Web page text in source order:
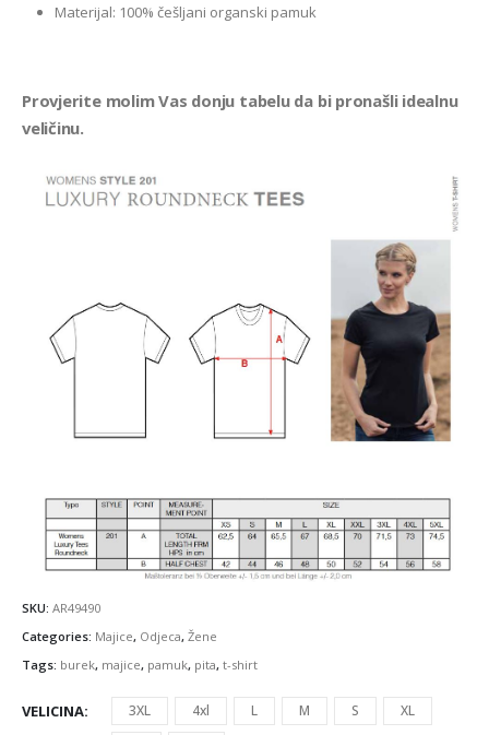
Materijal: 100% češljani organski pamuk
Provjerite molim Vas donju tabelu da bi pronašli idealnu
veličinu.
SKU: AR49490
Categories: Majice, Odjeca, Žene
Tags: burek, majice, pamuk, pita, t-shirt
VELICINA 3XL 4xl L M S
XL